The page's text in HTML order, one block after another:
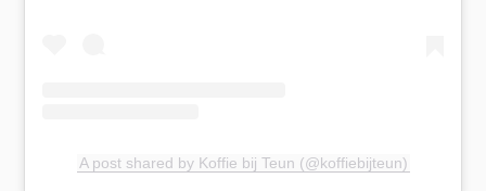
A post shared by Koffie bij Teun (@koffiebijteun)